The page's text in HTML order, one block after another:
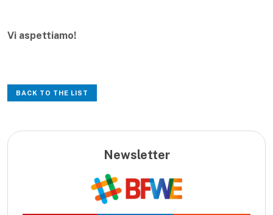
Vi aspettiamo!
BACK TO THE LIST
Newsletter